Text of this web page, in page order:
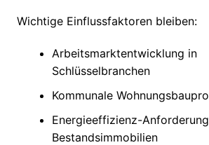
Wichtige Einflussfaktoren bleiben:
Arbeitsmarktentwicklung in
Schlüsselbranchen
Kommunale
Energieeffizienz-
Bestandsimmobilien